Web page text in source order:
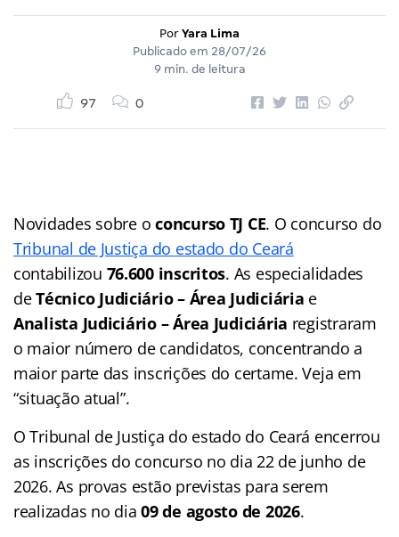
Por Yara Lima
Publicado em 28/07/26
9 min. de leitura
97 0
Novidades sobre oconcurso TJ CE. O concurso do
Tribunal de Justiça do estado do Ceará
contabilizou 76.600 inscritos. As especialidades
deTécnico Judiciário – Área Judiciária e
Analista Judiciário – Área Judiciária registraram
o maior número de candidatos, concentrando a
maior parte das inscrições do certame. Veja em
“situação atual”.
O Tribunal de Justiça do estado do Ceará encerrou
as inscrições do concurso no dia 22 de junho de
2026. As provas estão previstas para serem
realizadas no dia09 de agosto de 2026.